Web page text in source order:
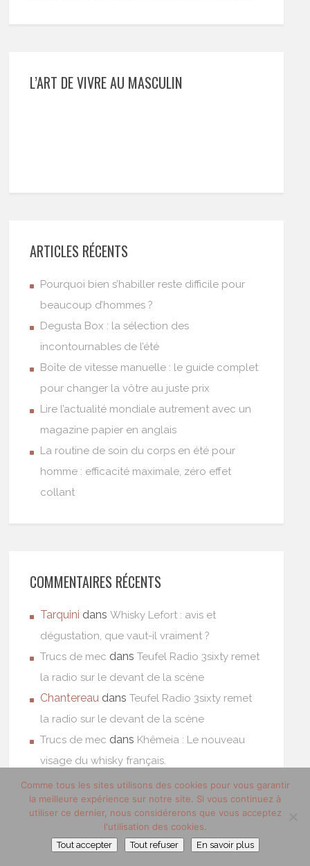
L’ART DE VIVRE AU MASCULIN
ARTICLES RÉCENTS
Pourquoi bien s’habiller reste difficile pour
beaucoup d’hommes ?
Degusta Box : la sélection des
incontournables de l’été
Boîte de vitesse manuelle : le guide complet
pour changer la vôtre au juste prix
Lire l’actualité mondiale autrement avec un
magazine papier en anglais
La routine de soin du corps en été pour
homme : efficacité maximale, zéro effet
collant
COMMENTAIRES RÉCENTS
Tarquini dansWhisky Lefort : avis et
dégustation, que vaut-il vraiment ?
Trucs de mec dansTeufel Radio 3sixty remet
la radio sur le devant de la scène
Chantereau dansTeufel Radio 3sixty remet
la radio sur le devant de la scène
Trucs de mec dans Khêmeia : Le nouveau
visage du whisky français.
AbaddansKhêmeia : Le nouveau visage du
whisky français.
Comme tous les sites utilisons des cookies pour vous garantir
la meilleure expérience sur notre site. Si vous continuez à
utiliser ce dernier, nous considérerons que vous acceptez
l'utilisation des cookies.
Tout accepter Tout refuser En savoir plus